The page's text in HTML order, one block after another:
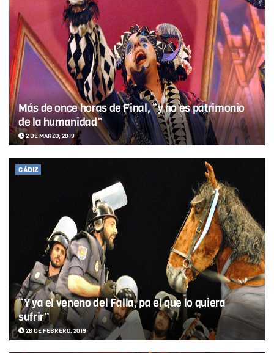
Más de once horas de Final, “y no es patrimonio
de la humanidad”
2 DE MARZO, 2019
CÁDIZ
“Y ya el veneno del Falla, pa el que lo quiera
sufrir”
28 DE FEBRERO, 2019